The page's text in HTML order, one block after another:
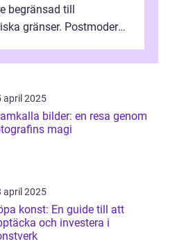
begränsad till
gränser. Postmodern
april 2025
bilder: en resa genom
magi
april 2025
konst: En guide till att
och investera i